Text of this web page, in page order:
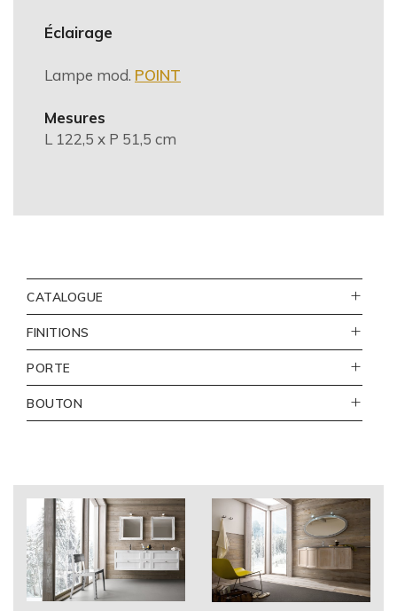
Éclairage
Lampe mod. POINT
Mesures
L 122,5 x P 51,5 cm
CATALOGUE
FINITIONS
111
Bianco lucido
PORTE
BOUTON